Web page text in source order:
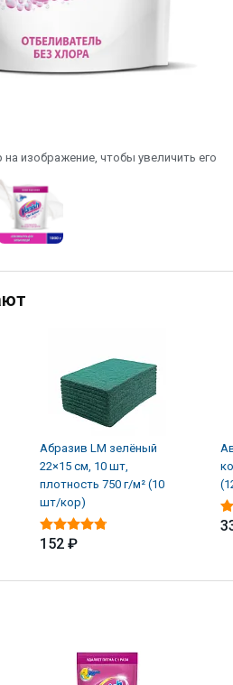
на изображение, чтобы увеличить его
Абразив LM зелёный
22×15 см, 10 шт,
плотность 750 г/м² (10
шт/кор)
152 ₽